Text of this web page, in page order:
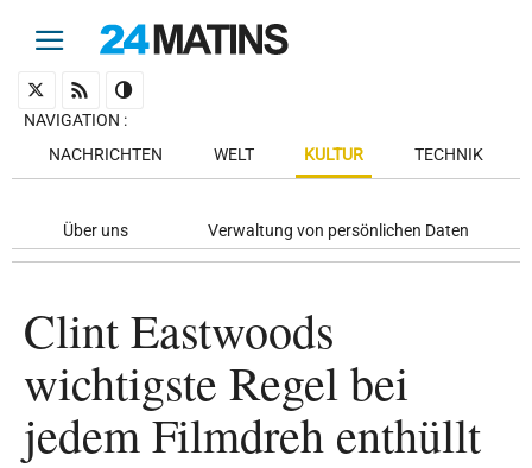
NAVIGATION :
NACHRICHTEN
WELT KULTUR TECHNIK
Über uns Verwaltung von persönlichen Daten
Clint Eastwoods
wichtigste Regel bei
jedem Filmdreh enthüllt